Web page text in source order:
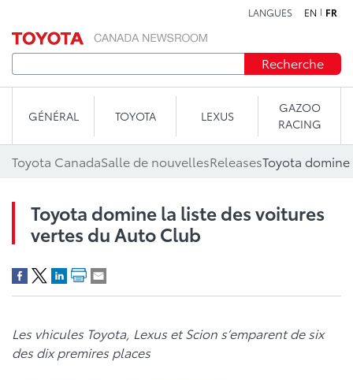
LANGUES EN FR
Recherche
GÉNÉRAL TOYOTA LEXUS
GAZOO
RACING
Toyota CanadaSalle de nouvellesReleases
Toyota domine la liste des voitures
vertes du Auto Club
Les vhicules Toyota, Lexus et Scion s’emparent de six
des dix premires places